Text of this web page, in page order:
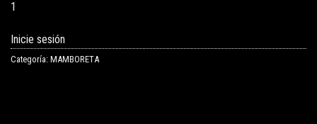
1
Inicie sesión
Categoría: MAMBORETA